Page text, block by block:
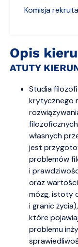
Opis
ATUTY
Studia
krytycznego
własnych
jest
problemów
i
oraz
mózg, istoty
i granic
które
problemu
Komisja